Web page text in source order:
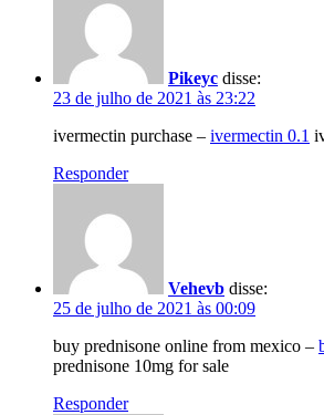
Pikeyc disse:
23 de julho de 2021 às 23:22
ivermectin purchase – ivermectin 0.1
Responder
Vehevb disse:
25 de julho de 2021 às 00:09
buy prednisone online from mexico –
prednisone 10mg for sale
Responder